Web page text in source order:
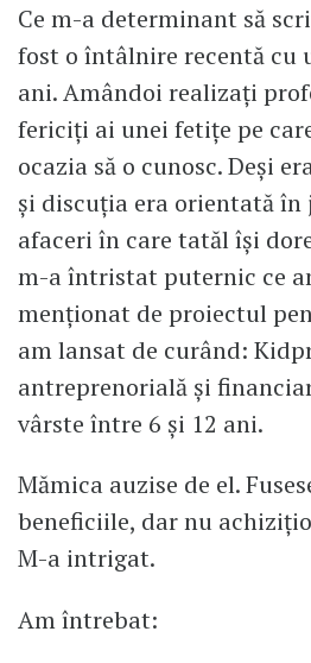
Ce m-a determinant să
fost o întâlnire recentă cu
ani. Amândoi realizați
fericiți ai unei fetițe pe
ocazia să o cunosc. Deși
și discuția era orientată
afaceri în care tatăl își
m-a întristat puternic ce
menționat de proiectul
am lansat de curând:
antreprenorială și
vârste între 6 și 12 ani.
Mămica auzise de el.
beneficiile, dar nu
M-a intrigat.
Am întrebat: